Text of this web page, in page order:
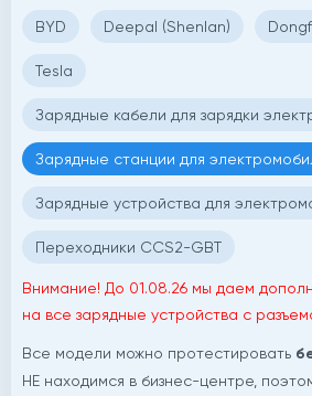
BYD Deepal (Shenlan)
Tesla
Зарядные кабели для зарядки
Зарядные станции для
Зарядные устройства для
Переходники CCS2-GBT
Внимание! До 01.08.26 мы даем
на все зарядные устройства с
Все модели можно протестировать
НЕ находимся в бизнес-центре,